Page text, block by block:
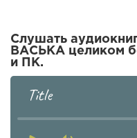
Слушать
ВАСЬКА целиком
и ПК.
Title